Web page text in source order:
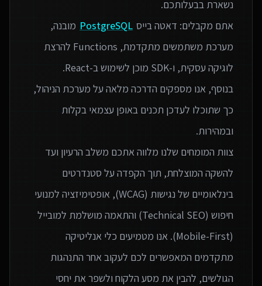
אתם מקבלים: דאטה בייס PostgreSQL מובנה,
מערכת משתמשים מתקדמת, Functions להרצת
בנוסף, אנו מספקים הדרכה מלאה על מערכת הניהול,
כך שתוכלו לעדכן תכנים באופן עצמאי בקלות
צוות המומחים שלנו מלווה אתכם משלב הרעיון ועד
להשקה המוצלחת, תוך הקפדה על סטנדרטים
בינלאומיים של נגישות (WCAG), אופטימיזציה למנועי
חיפוש (Technical SEO) והתאמה מושלמת למובייל
(Mobile-First). אנו מטמיעים כלי אנליטיקה
מתקדמים המאפשרים לכם לעקוב אחר התנהגות
הגולשים, להבין את מסע הלקוח ולשפר את יחסי